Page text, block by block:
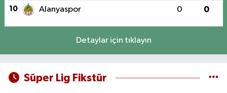
10 Alanyaspor 0 0
Detaylar için tıklayın
Süper Lig Fikstür